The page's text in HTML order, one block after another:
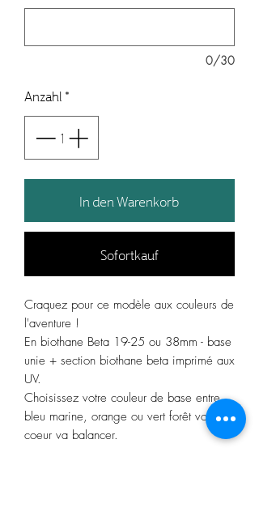
0/30
Anzahl*
In den Warenkorb
Sofortkauf
Craquez pour ce modèle aux couleurs de
l'aventure !
En biothane Beta 19-25 ou 38mm - base
unie + section biothane beta imprimé aux
UV.
Choisissez votre couleur de base entre
bleu marine, orange ou vert forêt votre
coeur va balancer.